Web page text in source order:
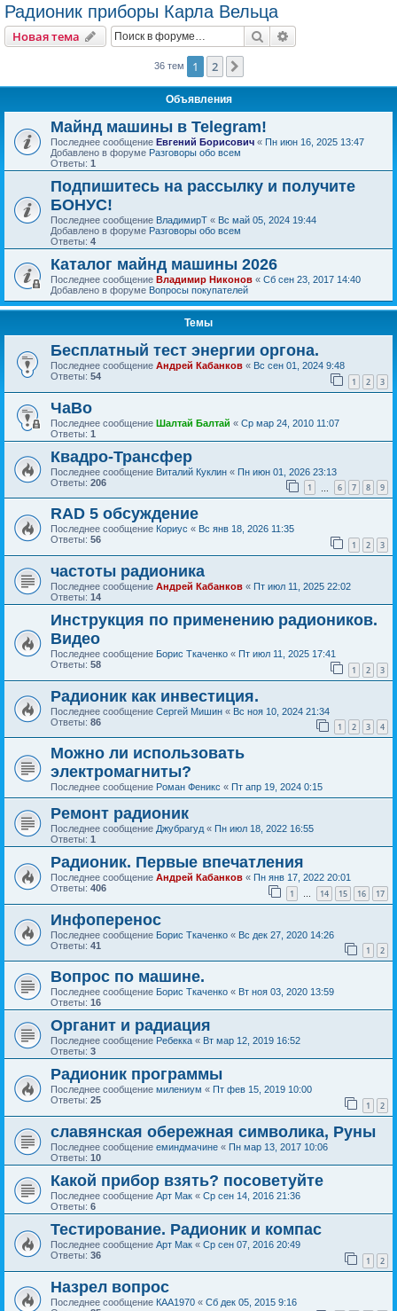
Радионик приборы Карла Вельца
Новая тема Поиск
36 тем 1 2
Объявления
Майнд машины в Telegram!
Последнее сообщение Евгений Борисович « Пн июн 16, 2025 13:47
Добавлено в форуме Разговоры обо всем
Ответы: 1
Подпишитесь на рассылку и получите
БОНУС!
Последнее сообщение ВладимирТ « Вс май 05, 2024 19:44
Добавлено в форуме Разговоры обо всем
Ответы: 4
Каталог майнд машины 2026
Последнее сообщение Владимир Никонов « Сб сен 23, 2017 14:40
Добавлено в форуме Вопросы покупателей
Темы
Бесплатный тест энергии оргона.
Последнее сообщение Андрей Кабанков « Вс сен 01, 2024 9:48
Ответы: 54 1 2 3
ЧаВо
Последнее сообщение Шалтай Балтай « Ср мар 24, 2010 11:07
Ответы: 1
Квадро-Трансфер
Последнее сообщение Виталий Куклин « Пн июн 01, 2026 23:13
Ответы: 206 1 6 7 8 9
RAD 5 обсуждение
Последнее сообщение Кориус « Вс янв 18, 2026 11:35
Ответы: 56 1 2 3
частоты радионика
Последнее сообщение Андрей Кабанков « Пт июл 11, 2025 22:02
Ответы: 14
Инструкция по применению радиоников.
Видео
Последнее сообщение Борис Ткаченко « Пт июл 11, 2025 17:41
Ответы: 58 1 2 3
Радионик как инвестиция.
Последнее сообщение Сергей Мишин « Вс ноя 10, 2024 21:34
Ответы: 86 1 2 3 4
Можно ли использовать
электромагниты?
Последнее сообщение Роман Феникс « Пт апр 19, 2024 0:15
Ремонт радионик
Последнее сообщение Джубрагуд « Пн июл 18, 2022 16:55
Ответы: 1
Радионик. Первые впечатления
Последнее сообщение Андрей Кабанков « Пн янв 17, 2022 20:01
Ответы: 406 1 … 14 15 16 17
Инфоперенос
Последнее сообщение Борис Ткаченко « Вс дек 27, 2020 14:26
Ответы: 41 1 2
Вопрос по машине.
Последнее сообщение Борис Ткаченко « Вт ноя 03, 2020 13:59
Ответы: 16
Органит и радиация
Последнее сообщение Ребекка « Вт мар 12, 2019 16:52
Ответы: 3
Радионик программы
Последнее сообщение милениум « Пт фев 15, 2019 10:00
Ответы: 25 1 2
славянская обережная символика, Руны
Последнее сообщение еминдмачине « Пн мар 13, 2017 10:06
Ответы: 10
Какой прибор взять? посоветуйте
Последнее сообщение Арт Мак « Ср сен 14, 2016 21:36
Ответы: 6
Тестирование. Радионик и компас
Последнее сообщение Арт Мак « Ср сен 07, 2016 20:49
Ответы: 36 1 2
Назрел вопрос
Последнее сообщение КАА1970 « Сб дек 05, 2015 9:16